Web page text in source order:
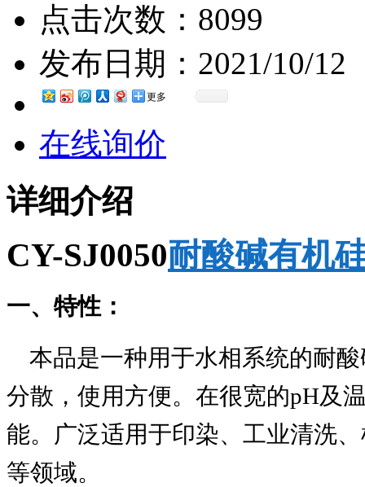
点击次数： 8099
发布日期： 2021/10/12
更多
在线询价
详细介绍
CY-SJ0050耐酸碱有机
一、特性：
本品是一种用于水相系统的耐
分散，使用方便。在很宽的pH及
能。广泛适用于印染、工业清洗
等领域。